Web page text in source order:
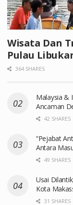
Wisata Dan
Pulau
364 SHARES
Malaysia &
Ancaman
42 SHARES
“Pejabat
Antara
49 SHARES
Usai
Kota
31 SHARES